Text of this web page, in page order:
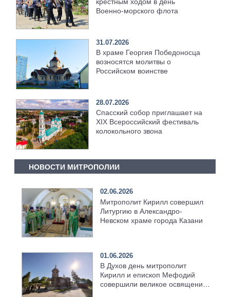
Военно‑морского флота
31.07.2026
В храме Георгия Победоносца
возносятся молитвы о
Российском воинстве
28.07.2026
Спасский собор приглашает на
XIX Всероссийский фестиваль
колокольного звона
НОВОСТИ МИТРОПОЛИИ
02.06.2026
Митрополит Кирилл совершил
Литургию в Александро-
Невском храме города Казани
01.06.2026
В Духов день митрополит
Кирилл и епископ Мефодий
совершили великое освящение